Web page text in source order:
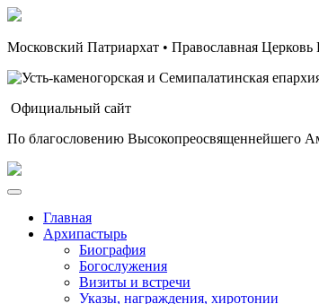
Московский Патриархат • Православная Церковь
Официальный сайт
По благословению Высокопреосвященнейшего
Главная
Архипастырь
Биография
Богослужения
Визиты и встречи
Указы, награждения, хиротонии